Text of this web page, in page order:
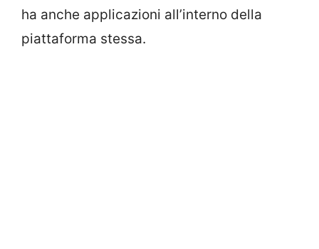
ha anche applicazioni all’interno della
piattaforma stessa.